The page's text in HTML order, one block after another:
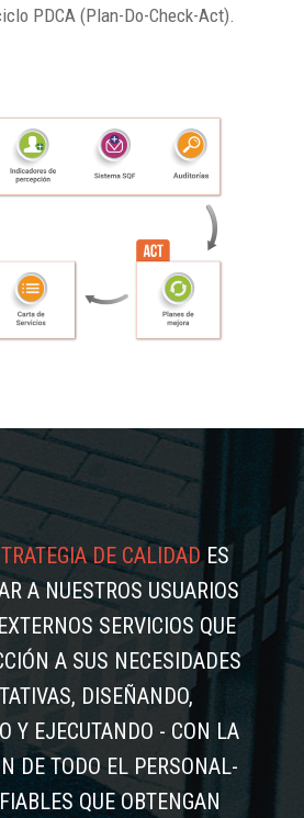
PDCA (Plan-Do-Check-Act).
DE CALIDADES
A NUESTROS USUARIOS
SERVICIOS QUE
A SUS NECESIDADES
DISEÑANDO,
Y EJECUTANDO - CON LA
DE TODO EL PERSONAL-
QUE OBTENGAN